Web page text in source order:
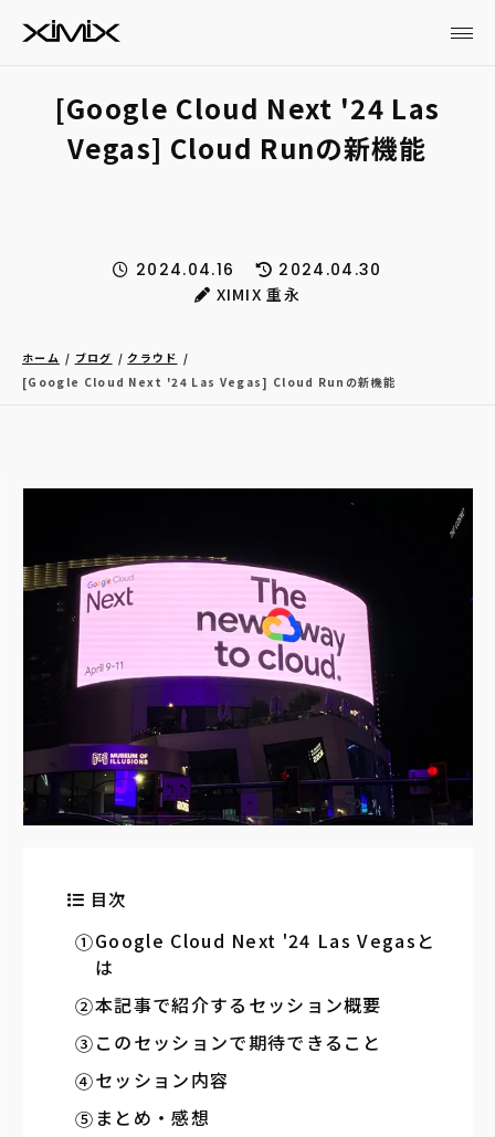
[Google Cloud Next '24 Las
Vegas] Cloud Runの新機能
2024.04.16
2024.04.30
XIMIX 重永
ホーム ブログ
クラウド
[Google Cloud Next '24 Las Vegas] Cloud Runの新機能
目次
Google Cloud Next '24 Las Vegasと
は
本記事で紹介するセッション概要
このセッションで期待できること
セッション内容
まとめ・感想